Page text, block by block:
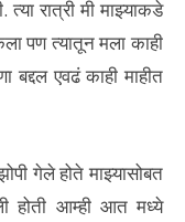
रात्री मी माझ्याकडे
पण त्यातून मला काही
बद्दल एवढं काही माहीत
गेले होते माझ्यासोबत
होती आम्ही आत मध्ये